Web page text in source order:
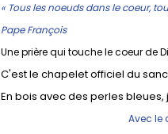
« Tous les noeuds dans le coeur,
Pape François
Une prière qui touche le coeur de
C'est le chapelet officiel du
En bois avec des perles
Avec le